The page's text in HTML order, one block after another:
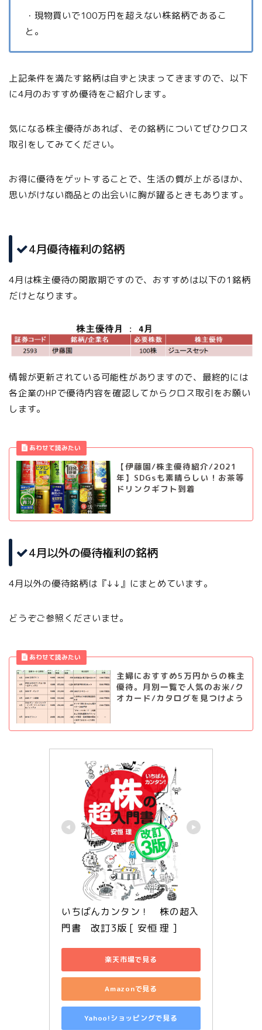
・現物買いで100万円を超えない株銘柄であるこ
と。
上記条件を満たす銘柄は自ずと決まってきますので、以下
に4月のおすすめ優待をご紹介します。
気になる株主優待があれば、その銘柄についてぜひクロス
取引をしてみてください。
お得に優待をゲットすることで、生活の質が上がるほか、
思いがけない商品との出会いに胸が躍るときもあります。
4月優待権利の銘柄
4月は株主優待の閑散期ですので、おすすめは以下の1銘柄
だけとなります。
情報が更新されている可能性がありますので、最終的には
各企業のHPで優待内容を確認してからクロス取引をお願い
します。
【伊藤園/株主優待紹介/2021
年】SDGsも素晴らしい！お茶等
ドリンクギフト到着
4月以外の優待権利の銘柄
4月以外の優待銘柄は『↓↓』にまとめています。
どうぞご参照くださいませ。
主婦におすすめ5万円からの株主
優待。月別一覧で人気のお米/ク
オカード/カタログを見つけよう
いちばんカンタン！　株の超入
門書　改訂3版 [ 安恒 理 ]
楽天市場で見る
Amazonで見る
Yahoo!ショッピングで見る